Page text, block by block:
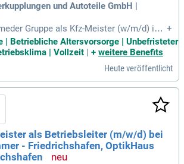
und Autoteile GmbH |
Gruppe als Kfz-Meister (w/m/d) in L
Als Europas Marktführer im Bereich
und Transportlösungen bieten wir herv
Hast du eine Leidenschaft für A
an hochwertigen Produkten zu arbeit
in Deutschland übernimm
Anhängerkupplungen sowie die Instal
Wir suchen saubere, sorgfältige Ar
abgeschlossene Weiterbildung zum Kfz
Teil unseres engagierten Teams und g
einen aktiven Lebensstil in der Natur!
+
| Betriebliche Altersvorsorge | Unbefristeter
| Vollzeit | + weitere Benefits
Heute veröffentlicht
als Betriebsleiter (m/w/d) bei
- Friedrichshafen, OptikHaus